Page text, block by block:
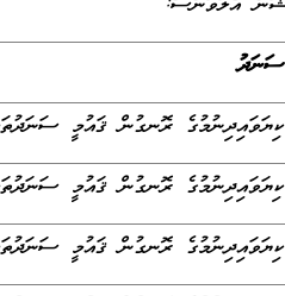
ސަނަދު
ކިޔަވައިދިނުމުގެ ރޮނގުން ޤައުމީ ސަނަދުތަކުގެ އޮނިގަނޑުގެ ލެވަލް
ކިޔަވައިދިނުމުގެ ރޮނގުން ޤައުމީ ސަނަދުތަކުގެ އޮނިގަނޑުގެ
ކިޔަވައިދިނުމުގެ ރޮނގުން ޤައުމީ ސަނަދުތަކުގެ